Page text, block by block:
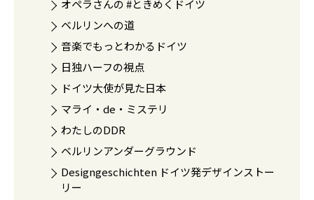
オペラさんの #ときめくドイツ
ベルリンへの道
音楽でもっとわかるドイツ
日独ハーフの視点
ドイツ大使が見た日本
マライ・de・ミステリ
わたしのDDR
ベルリンアンダーグラウンド
Designgeschichten ドイツ発デザインストー
リー